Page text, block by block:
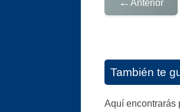
Anterior
También te
Aquí encontrarás